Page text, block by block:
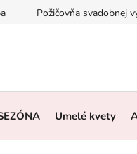
Požičovňa svadobnej
Umelé kvety